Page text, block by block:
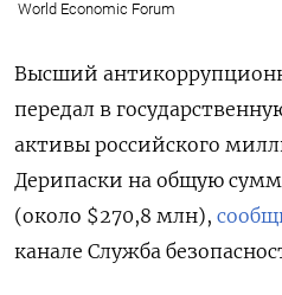
World Economic Forum
Высший
передал в
активы российского
Дерипаски на общую
(около $270,8 млн),
канале Служба